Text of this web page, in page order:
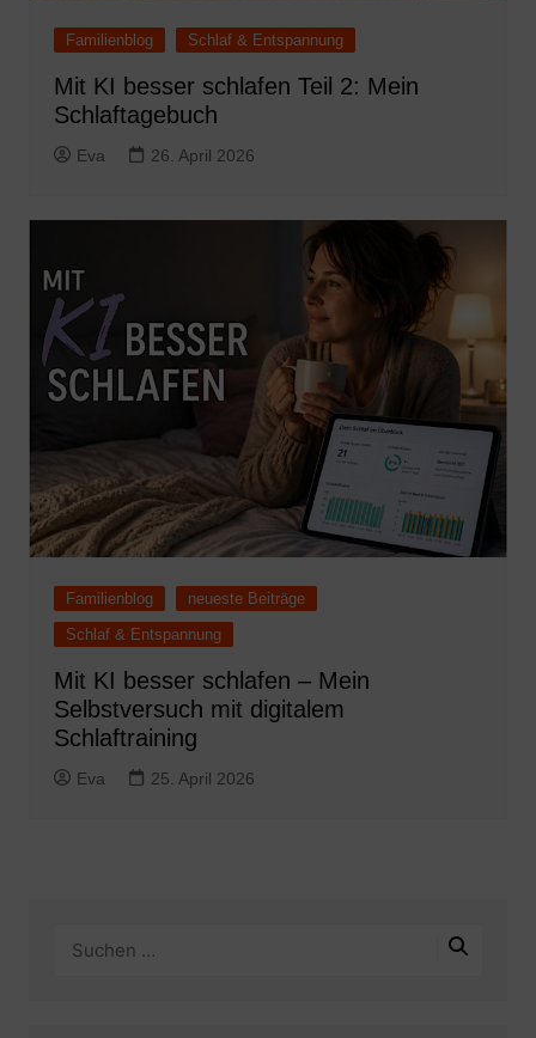
Familienblog Schlaf & Entspannung
Mit KI besser schlafen Teil 2: Mein
Schlaftagebuch
Eva 26. April 2026
Familienblog
neueste Beiträge
Schlaf & Entspannung
Mit KI besser schlafen – Mein
Selbstversuch mit digitalem
Schlaftraining
Eva 25. April 2026